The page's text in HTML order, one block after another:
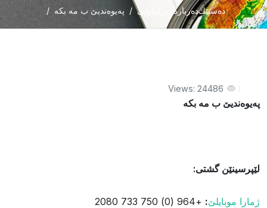
دەسپێكده‌رباره‌ی زانكویێ پەیوەندیێ ب مە بکە
Views: 24486
پەیوەندیێ ب مە بکە
لێپرسينێن گشتى:
ژمارا موبايلێ:
+964 (0) 750 733 2080